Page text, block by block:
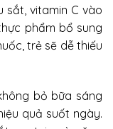
sắt, vitamin C vào
phẩm bổ sung
trẻ sẽ dễ thiếu
bỏ bữa sáng
quả suốt ngày.